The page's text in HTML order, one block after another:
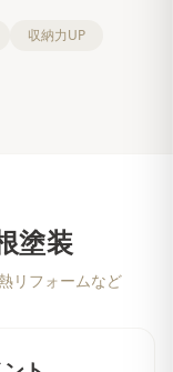
収納力UP
塗装
リフォームなど